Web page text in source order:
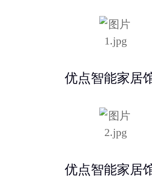
优点智能家居
优点智能家居